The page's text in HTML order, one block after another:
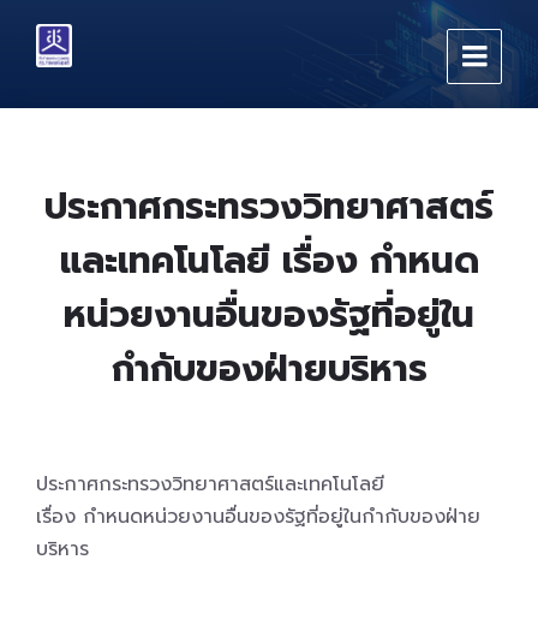
content
main
footer
ประกาศกระทรวงวิทยาศาสตร์
และเทคโนโลยี เรื่อง กำหนด
หน่วยงานอื่นของรัฐที่อยู่ใน
กำกับของฝ่ายบริหาร
ประกาศกระทรวงวิทยาศาสตร์และเทคโนโลยี
เรื่อง กำหนดหน่วยงานอื่นของรัฐที่อยู่ในกำกับของฝ่าย
บริหาร